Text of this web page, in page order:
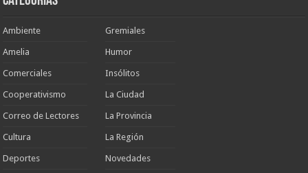
Ambiente
Amelia
Comerciales
Cooperativismo
Correo de Lectores
Cultura
Deportes
Gremiales
Humor
Insólitos
La Ciudad
La Provincia
La Región
Novedades